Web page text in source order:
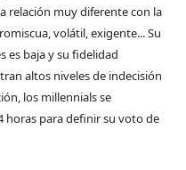
relación muy diferente con la
volátil, exigente... Su
es baja y su fidelidad
altos niveles de indecisión
los millennials se
horas para definir su voto de